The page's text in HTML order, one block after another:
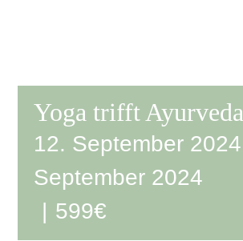
Yoga trifft Ayurveda
12. September 2024
September 2024
| 599€